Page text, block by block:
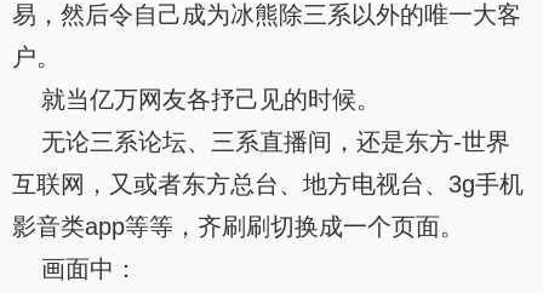
易，然后令自己成为冰熊除三系以外的唯一大客
户。
就当亿万网友各抒己见的时候。
无论三系论坛、三系直播间，还是东方-世界
互联网，又或者东方总台、地方电视台、3g手机
影音类app等等，齐刷刷切换成一个页面。
画面中：